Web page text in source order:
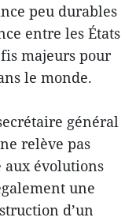
peu durables
entre les États
majeurs pour
le monde.
général
relève pas
aux évolutions
une
d’un